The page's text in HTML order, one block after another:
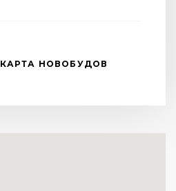
КАРТА НОВОБУДОВ